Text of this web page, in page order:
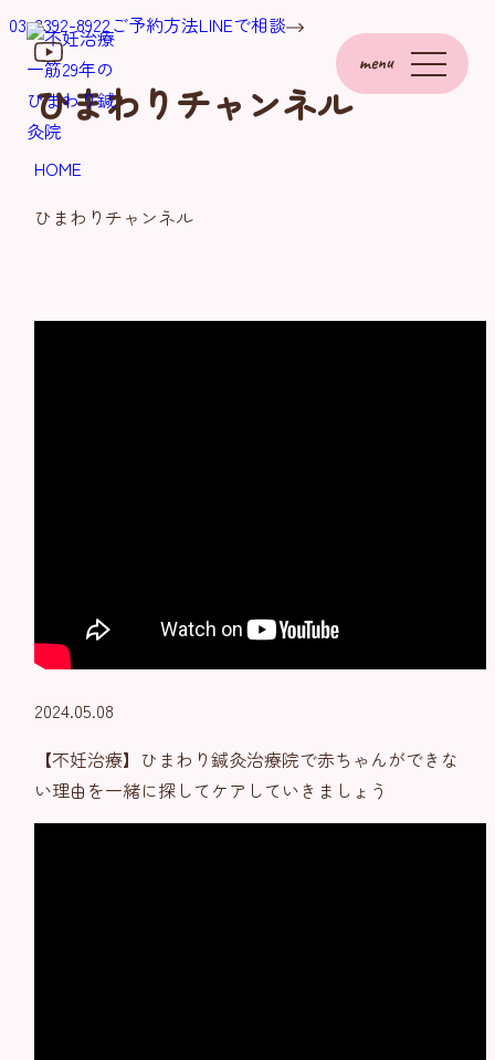
03-3392-8922ご予約方法LINEで相談
menu
ひまわりチャンネル
HOME
ひまわりチャンネル
2024.05.08
【不妊治療】ひまわり鍼灸治療院で赤ちゃんができな
い理由を一緒に探してケアしていきましょう